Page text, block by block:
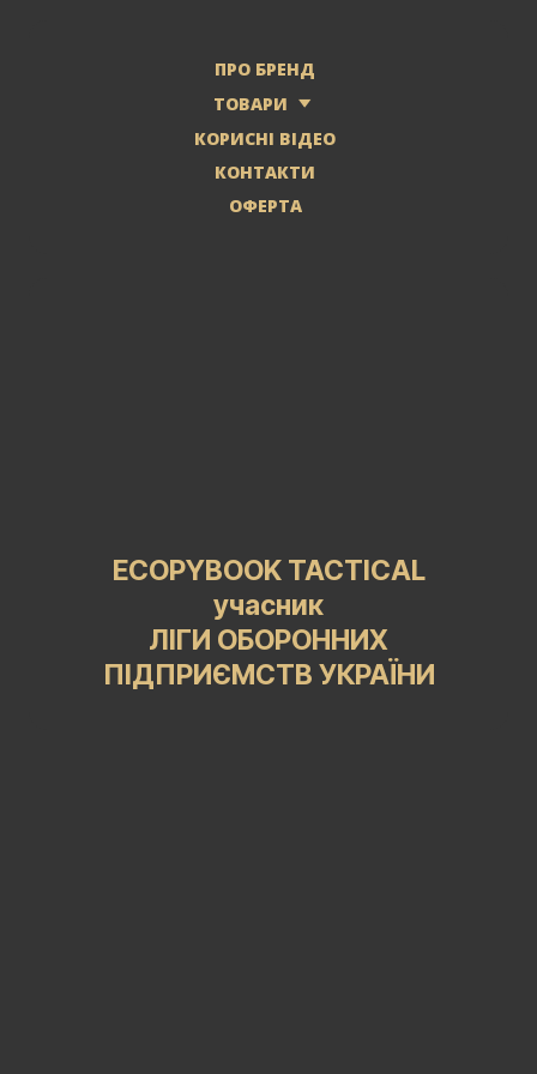
ПРО БРЕНД
ТОВАРИ
КОРИСНІ ВІДЕО
КОНТАКТИ
ОФЕРТА
ECOPYBOOK TACTICAL
учасник
ЛІГИ ОБОРОННИХ
ПІДПРИЄМСТВ УКРАЇНИ